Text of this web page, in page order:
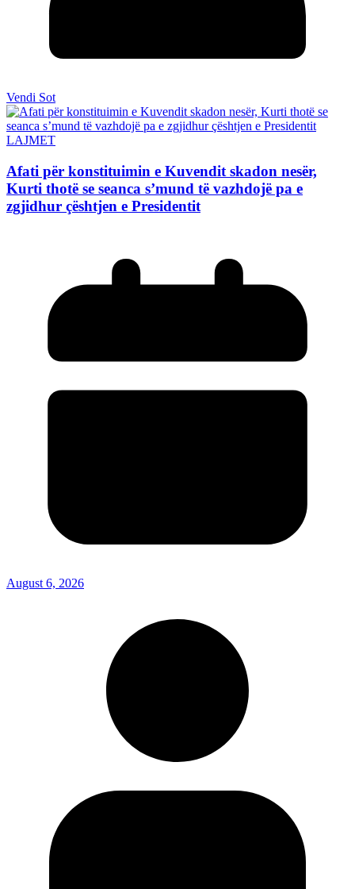
Vendi Sot
LAJMET
Afati për konstituimin e Kuvendit skadon nesër,
Kurti thotë se seanca s’mund të vazhdojë pa e
zgjidhur çështjen e Presidentit
August 6, 2026